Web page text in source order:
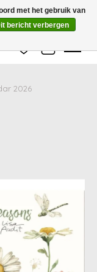
Houd er rekening mee
kan zijn dan
Verlanglijst
2026
met het gebruik van
bericht verbergen